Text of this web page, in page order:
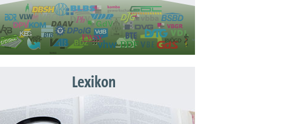
Lexikon